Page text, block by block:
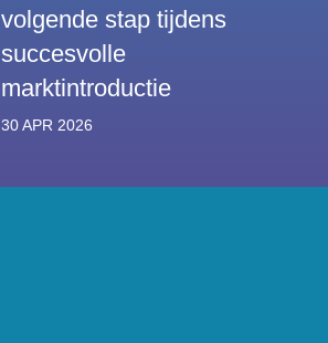
volgende stap tijdens
succesvolle
marktintroductie
30 APR 2026